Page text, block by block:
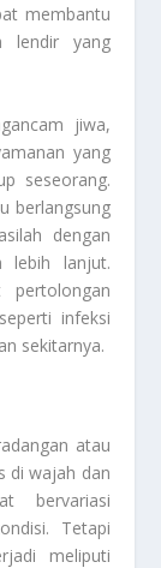
membantu
lendir yang
jiwa,
yang
seseorang.
berlangsung
dengan
lebih lanjut.
pertolongan
infeksi
sekitarnya.
atau
di wajah dan
bervariasi
Tetapi
meliputi